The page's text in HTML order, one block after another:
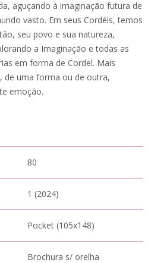
aguçando à imaginação futura de
vasto. Em seus Cordéis, temos
seu povo e sua natureza,
a Imaginação e todas as
em forma de Cordel. Mais
de uma forma ou de outra,
emoção.
80
1 (2024)
Pocket (105x148)
Brochura s/ orelha